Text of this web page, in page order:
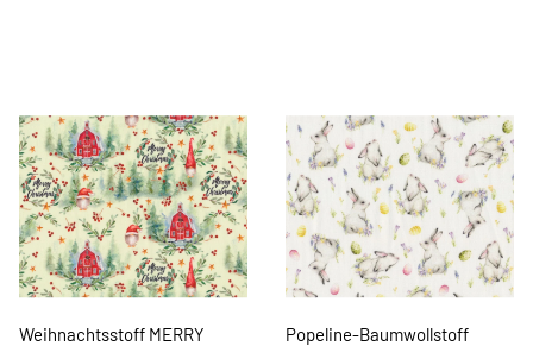
Weihnachtsstoff MERRY
Popeline-Baumwollstoff